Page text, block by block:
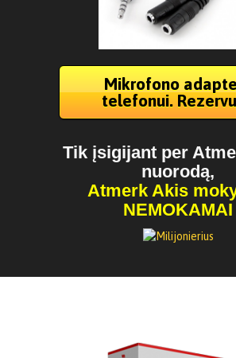
Mikrofono
telefonui.
Tik įsigijant per
nuorodą,
Atmerk Akis
NEMOKAMAI